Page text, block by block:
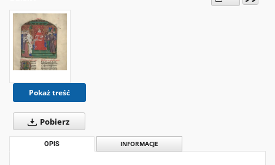
Pokaż treść
Pobierz
OPIS INFORMACJE